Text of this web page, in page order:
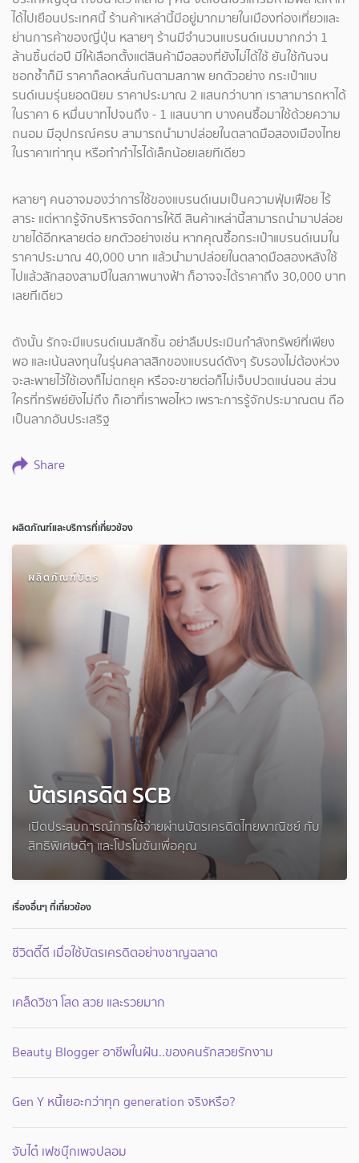
ได้ไปเยือนประเทศนี้ ร้านค้าเหล่านี้มีอยู่มากมายในเมืองท่องเที่ยวและ
ย่านการค้าของญี่ปุ่น หลายๆ ร้านมีจำนวนแบรนด์เนมมากกว่า 1
ล้านชิ้นต่อปี มีให้เลือกตั้งแต่สินค้ามือสองที่ยังไม่ได้ใช้ ยันใช้กันจน
ชอกช้ำก็มี ราคาก็ลดหลั่นกันตามสภาพ ยกตัวอย่าง กระเป๋าแบ
รนด์เนมรุ่นยอดนิยม ราคาประมาณ 2 แสนกว่าบาท เราสามารถหาได้
ในราคา 6 หมื่นบาทไปจนถึง - 1 แสนบาท บางคนซื้อมาใช้ด้วยความ
ถนอม มีอุปกรณ์ครบ สามารถนำมาปล่อยในตลาดมือสองเมืองไทย
ในราคาเท่าทุน หรือทำกำไรได้เล็กน้อยเลยทีเดียว
หลายๆ คนอาจมองว่าการใช้ของแบรนด์เนมเป็นความฟุ่มเฟือย ไร้
สาระ แต่หากรู้จักบริหารจัดการให้ดี สินค้าเหล่านี้สามารถนำมาปล่อย
ขายได้อีกหลายต่อ ยกตัวอย่างเช่น หากคุณซื้อกระเป๋าแบรนด์เนมใน
ราคาประมาณ 40,000 บาท แล้วนำมาปล่อยในตลาดมือสองหลังใช้
ไปแล้วสักสองสามปีในสภาพนางฟ้า ก็อาจจะได้ราคาถึง 30,000 บาท
เลยทีเดียว
ดังนั้น รักจะมีแบรนด์เนมสักชิ้น อย่าลืมประเมินกำลังทรัพย์ที่เพียง
พอ และเน้นลงทุนในรุ่นคลาสสิกของแบรนด์ดังๆ รับรองไม่ต้องห่วง
จะสะพายไว้ใช้เองก็ไม่ตกยุค หรือจะขายต่อก็ไม่เจ็บปวดแน่นอน ส่วน
ใครที่ทรัพย์ยังไม่ถึง ก็เอาที่เราพอไหว เพราะการรู้จักประมาณตน ถือ
เป็นลาภอันประเสริฐ
Share
ผลิตภัณฑ์และบริการที่เกี่ยวข้อง
ผลิตภัณฑ์บัตร
บัตรเครดิต SCB
เปิดประสบการณ์การใช้จ่ายผ่านบัตรเครดิตไทยพาณิชย์ กับ
สิทธิพิเศษดีๆ และโปรโมชันเพื่อคุณ
เรื่องอื่นๆ ที่เกี่ยวข้อง
ชีวิตดี๊ดี เมื่อใช้บัตรเครดิตอย่างชาญฉลาด
เคล็ดวิชา โสด สวย และรวยมาก
Beauty Blogger อาชีพในฝัน..ของคนรักสวยรักงาม
Gen Y หนี้เยอะกว่าทุก generation จริงหรือ?
่จับไต๋ เฟซบุ๊กเพจปลอม